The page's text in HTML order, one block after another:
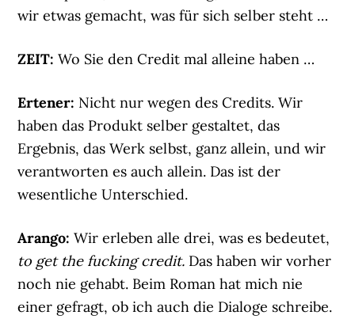
wir etwas gemacht, was für sich selber steht …
ZEIT: Wo Sie den Credit mal alleine haben …
Ertener: Nicht nur wegen des Credits. Wir
haben das Produkt selber gestaltet, das
Ergebnis, das Werk selbst, ganz allein, und wir
verantworten es auch allein. Das ist der
wesentliche Unterschied.
Arango: Wir erleben alle drei, was es bedeutet,
to get the fucking credit. Das haben wir vorher
noch nie gehabt. Beim Roman hat mich nie
einer gefragt, ob ich auch die Dialoge schreibe.